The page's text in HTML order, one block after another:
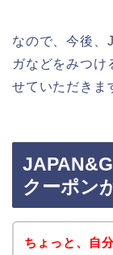
なので、今後、
ガなどをみつけ
せていただきま
クーポン
ちょっと、自